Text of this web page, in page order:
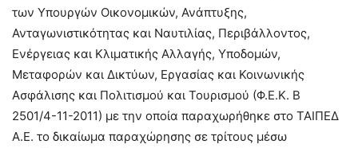
των Υπουργών Οικονομικών, Ανάπτυξης,
Ανταγωνιστικότητας και Ναυτιλίας, Περιβάλλοντος,
Ενέργειας και Κλιματικής Αλλαγής, Υποδομών,
Μεταφορών και Δικτύων, Εργασίας και Κοινωνικής
Ασφάλισης και Πολιτισμού και Τουρισμού (Φ.Ε.Κ. Β
2501/4-11-2011) με την οποία παραχωρήθηκε στο ΤΑΙΠΕΔ
Α.Ε. το δικαίωμα παραχώρησης σε τρίτους μέσω